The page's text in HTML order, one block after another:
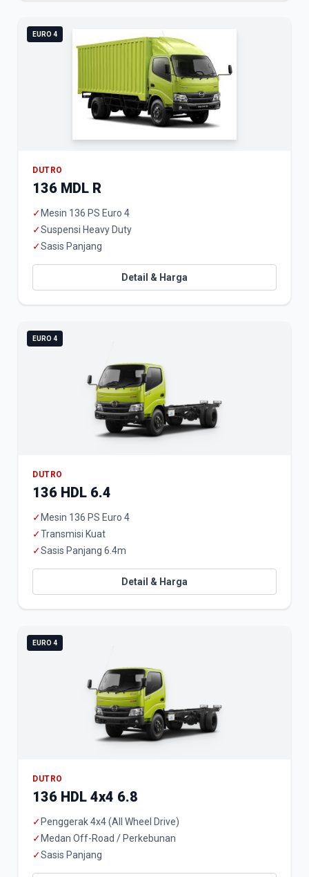
EURO 4
DUTRO
136 MDL R
✓ Mesin 136 PS Euro 4
✓Suspensi Heavy Duty
✓Sasis Panjang
Detail & Harga
EURO 4
DUTRO
136 HDL 6.4
✓ Mesin 136 PS Euro 4
✓Transmisi Kuat
✓Sasis Panjang 6.4m
Detail & Harga
EURO 4
DUTRO
136 HDL 4x4 6.8
✓ Penggerak 4x4 (All Wheel Drive)
✓ Medan Off-Road / Perkebunan
✓Sasis Panjang